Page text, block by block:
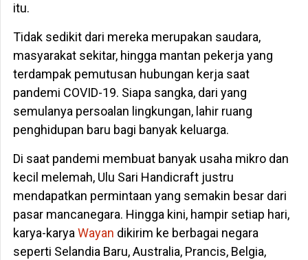
itu.
Tidak sedikit dari mereka merupakan saudara,
masyarakat sekitar, hingga mantan pekerja yang
terdampak pemutusan hubungan kerja saat
pandemi COVID-19. Siapa sangka, dari yang
semulanya persoalan lingkungan, lahir ruang
penghidupan baru bagi banyak keluarga.
Di saat pandemi membuat banyak usaha mikro dan
kecil melemah, Ulu Sari Handicraft justru
mendapatkan permintaan yang semakin besar dari
pasar mancanegara. Hingga kini, hampir setiap hari,
karya-karyaWayan dikirim ke berbagai negara
seperti Selandia Baru, Australia, Prancis, Belgia,